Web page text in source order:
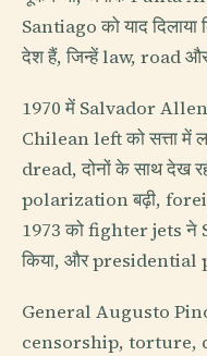
Santiago को याद
देश हैं, जिन्हें law, road
1970 में Salvador
Chilean left को सत्ता में
dread, दोनों के साथ देख
polarization बढ़ी,
1973 को fighter jets ने
किया, और presidential
General Augusto
censorship, torture,